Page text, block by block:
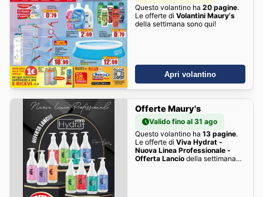
Questo volantino ha 20 pagine.
Le offerte di Volantini Maury's
della settimana sono qui!
Apri volantino
Offerte Maury's
Valido fino al 31 ago
Questo volantino ha 13 pagine.
Le offerte di Viva Hydrat -
Nuova Linea Professionale -
Offerta Lanciodella settimana